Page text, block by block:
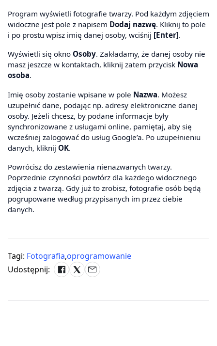
Program wyświetli fotografie twarzy. Pod każdym zdjęciem
widoczne jest pole z napisem Dodaj nazwę. Kliknij to pole
i po prostu wpisz imię danej osoby, wciśnij [Enter].
Wyświetli się okno Osoby. Zakładamy, że danej osoby nie
masz jeszcze w kontaktach, kliknij zatem przycisk Nowa
osoba.
Imię osoby zostanie wpisane w pole Nazwa. Możesz
uzupełnić dane, podając np. adresy elektroniczne danej
osoby. Jeżeli chcesz, by podane informacje były
synchronizowane z usługami online, pamiętaj, aby się
wcześniej zalogować do usług Google’a. Po uzupełnieniu
danych, kliknij OK.
Powrócisz do zestawienia nienazwanych twarzy.
Poprzednie czynności powtórz dla każdego widocznego
zdjęcia z twarzą. Gdy już to zrobisz, fotografie osób będą
pogrupowane według przypisanych im przez ciebie
danych.
Tagi: Fotografia,oprogramowanie
Udostępnij: